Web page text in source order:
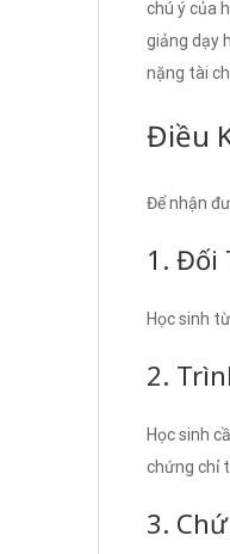
chú ý của
giảng dạy
nặng tài
Điều
Để nhận
1. Đối
Học sinh
2.
Học sinh
chứng chỉ
3.